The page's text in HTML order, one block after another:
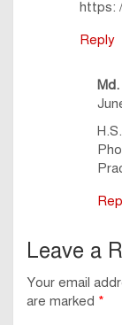
https:
Reply
Leave a
Your email
are marked *